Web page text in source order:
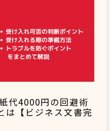
代4000円の回避術
は【ビジネス文書完